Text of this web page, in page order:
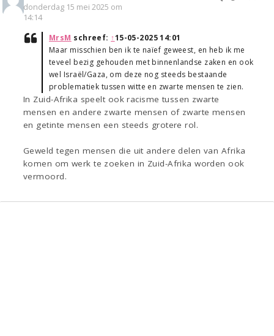
donderdag 15 mei 2025 om
14:14
MrsM schreef: ↑15-05-2025 14:01
Maar misschien ben ik te naïef geweest, en heb ik me
teveel bezig gehouden met binnenlandse zaken en ook
wel Israël/Gaza, om deze nog steeds bestaande
problematiek tussen witte en zwarte mensen te zien.
In Zuid-Afrika speelt ook racisme tussen zwarte
mensen en andere zwarte mensen of zwarte mensen
en getinte mensen een steeds grotere rol.
Geweld tegen mensen die uit andere delen van Afrika
komen om werk te zoeken in Zuid-Afrika worden ook
vermoord.